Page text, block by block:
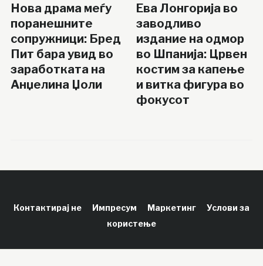
Нова драма меѓу
поранешните
сопружници: Бред
Пит бара увид во
заработката на
Анџелина Џоли
Ева Лонгорија во
заводливо
издание на одмор
во Шпанија: Црвен
костим за капење
и витка фигура во
фокусот
Контактирај не Импресум Маркетинг
Услови за
користење